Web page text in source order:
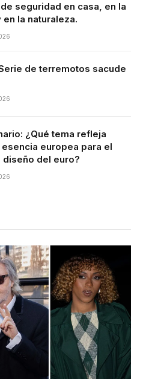
seguridad en casa, en la
en la naturaleza.
de terremotos sacude
¿Qué tema refleja
europea para el
diseño del euro?